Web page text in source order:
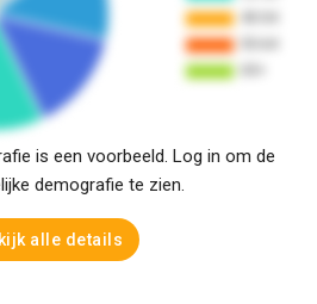
is een voorbeeld. Log in om de
demografie te zien.
alle details